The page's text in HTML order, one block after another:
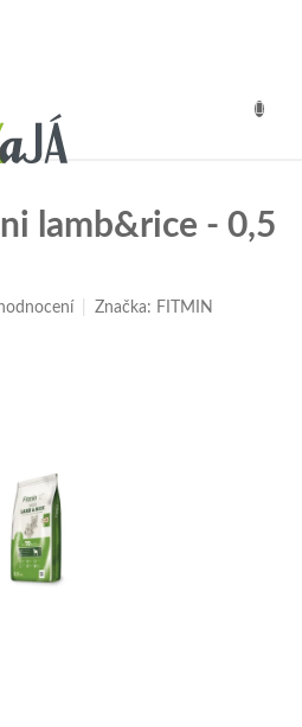
lamb&rice - 0,5
Značka: FITMIN